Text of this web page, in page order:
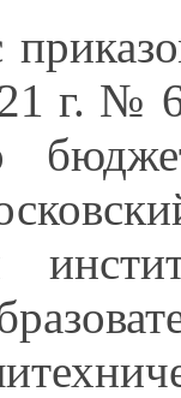
г. №